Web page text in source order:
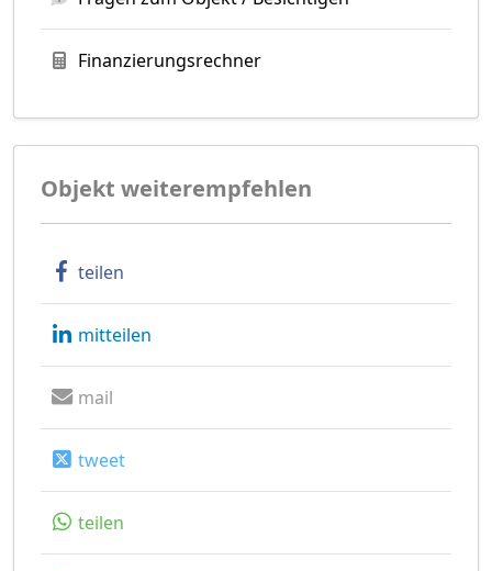
Finanzierungsrechner
Objekt weiterempfehlen
teilen
mitteilen
mail
tweet
teilen